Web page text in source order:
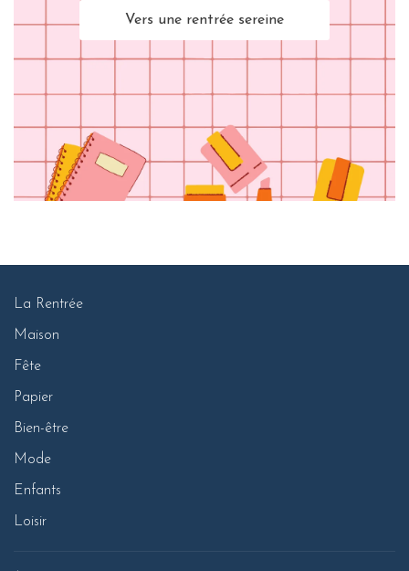
Vers une rentrée sereine
La Rentrée
Maison
Fête
Papier
Bien-être
Mode
Enfants
Loisir